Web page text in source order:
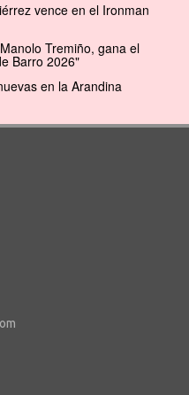
vence en el Ironman
Tremiño, gana el
Barro 2026"
en la Arandina